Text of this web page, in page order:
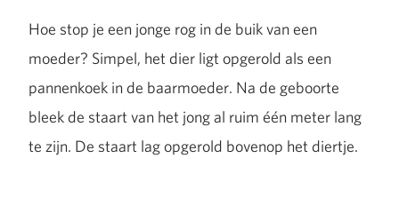
Hoe stop je een jonge rog in de buik van een
moeder? Simpel, het dier ligt opgerold als een
pannenkoek in de baarmoeder. Na de geboorte
bleek de staart van het jong al ruim één meter lang
te zijn. De staart lag opgerold bovenop het diertje.